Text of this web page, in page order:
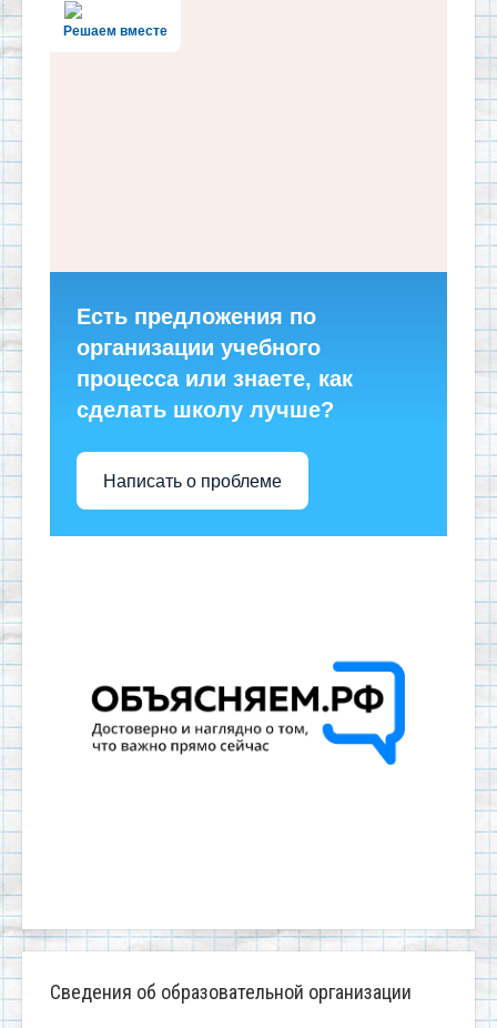
Решаем вместе
Есть предложения по
организации учебного
процесса или знаете, как
сделать школу лучше?
Написать о проблеме
Сведения об образовательной организации